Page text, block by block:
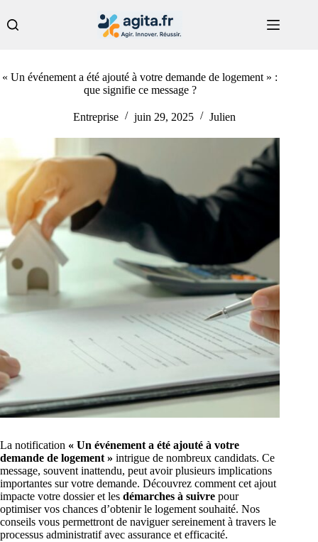
au
contenu
« Un événement a été ajouté à votre demande de logement » :
que signifie ce message ?
Entreprise juin 29, 2025 Julien
La notification « Un événement a été ajouté à votre
demande de logement » intrigue de nombreux candidats. Ce
message, souvent inattendu, peut avoir plusieurs implications
importantes sur votre demande. Découvrez comment cet ajout
impacte votre dossier et les démarches à suivre pour
optimiser vos chances d’obtenir le logement souhaité. Nos
conseils vous permettront de naviguer sereinement à travers le
processus administratif avec assurance et efficacité.